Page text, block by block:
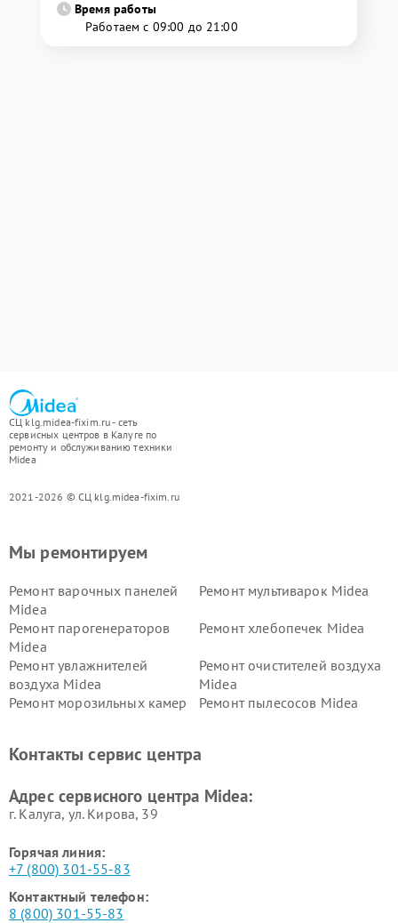
Время работы
Работаем с 09:00 до 21:00
СЦ klg.midea-fixim.ru - сеть
сервисных центров в Калуге по
ремонту и обслуживанию техники
Midea
2021-2026 © СЦ klg.midea-fixim.ru
Мы ремонтируем
Ремонт варочных панелей
Midea
Ремонт мультиварок Midea
Ремонт парогенераторов
Midea
Ремонт хлебопечек Midea
Ремонт увлажнителей
воздуха Midea
Ремонт очистителей воздуха
Midea
Ремонт морозильных камер
Ремонт пылесосов Midea
пылесосов Midea
Midea
Контакты сервис центра
Адрес сервисного центра Midea:
г. Калуга, ул. Кирова, 39
Горячая линия:
+7 (800) 301-55-83
Контактный телефон:
8 (800) 301-55-83